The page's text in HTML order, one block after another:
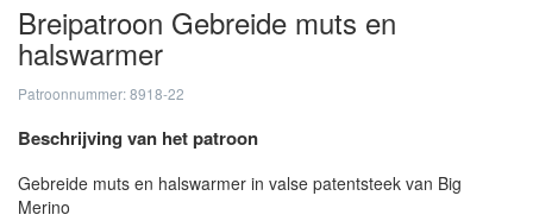
Breipatroon Gebreide muts en
halswarmer
Patroonnummer: 8918-22
Beschrijving van het patroon
Gebreide muts en halswarmer in valse patentsteek van Big
Merino